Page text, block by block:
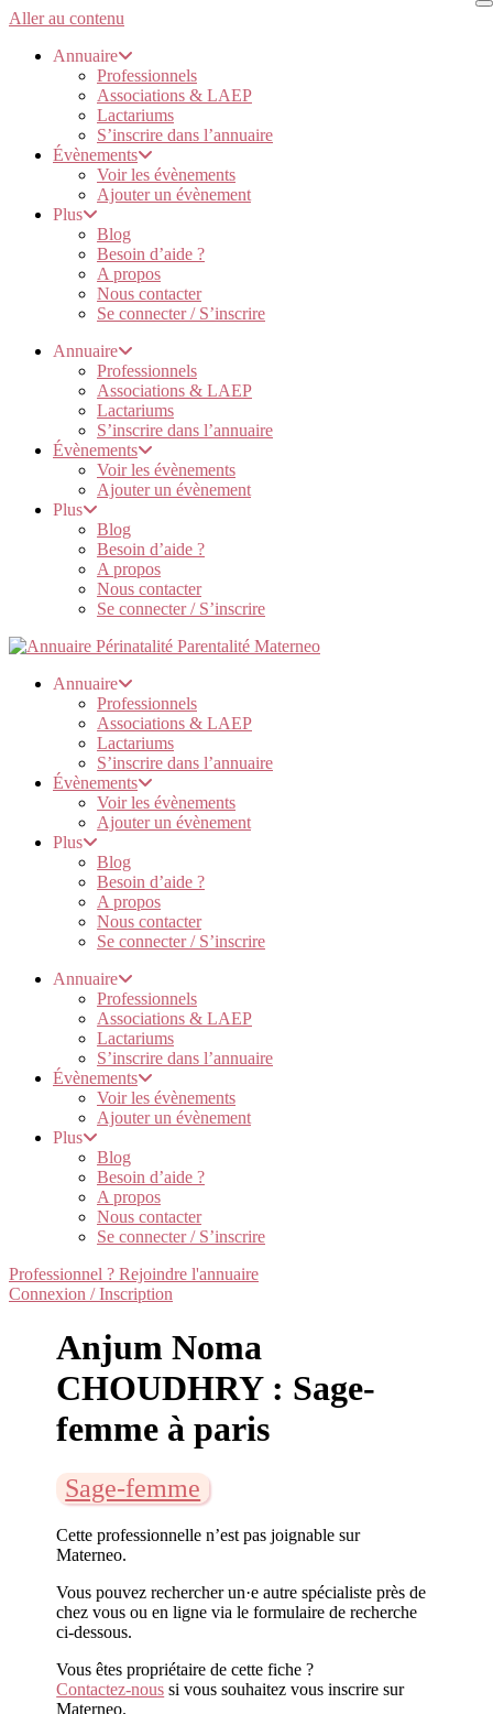
Aller au contenu
Annuaire
Professionnels
Associations & LAEP
Lactariums
S’inscrire dans l’annuaire
Évènements
Voir les évènements
Ajouter un évènement
Plus
Blog
Besoin d’aide ?
A propos
Nous contacter
Se connecter / S’inscrire
Annuaire
Professionnels
Associations & LAEP
Lactariums
S’inscrire dans l’annuaire
Évènements
Voir les évènements
Ajouter un évènement
Plus
Blog
Besoin d’aide ?
A propos
Nous contacter
Se connecter / S’inscrire
Annuaire
Professionnels
Associations & LAEP
Lactariums
S’inscrire dans l’annuaire
Évènements
Voir les évènements
Ajouter un évènement
Plus
Blog
Besoin d’aide ?
A propos
Nous contacter
Se connecter / S’inscrire
Annuaire
Professionnels
Associations & LAEP
Lactariums
S’inscrire dans l’annuaire
Évènements
Voir les évènements
Ajouter un évènement
Plus
Blog
Besoin d’aide ?
A propos
Nous contacter
Se connecter / S’inscrire
Professionnel ? Rejoindre l'annuaire
Connexion / Inscription
Anjum Noma
CHOUDHRY : Sage-
femme à paris
Sage-femme
Cette professionnelle n’est pas joignable sur
Materneo.
Vous pouvez rechercher un·e autre spécialiste près de
chez vous ou en ligne via le formulaire de recherche
ci-dessous.
Vous êtes propriétaire de cette fiche ?
Contactez-nous si vous souhaitez vous inscrire sur
Materneo.